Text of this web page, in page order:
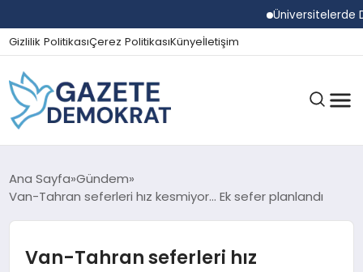
Üniversitelerde
Gizlilik PolitikasıÇerez PolitikasıKünyeİletişim
GÜNDEM
Ana Sayfa Gündem
Van-Tahran seferleri hız kesmiyor… Ek sefer planlandı
Van-Tahran seferleri hız